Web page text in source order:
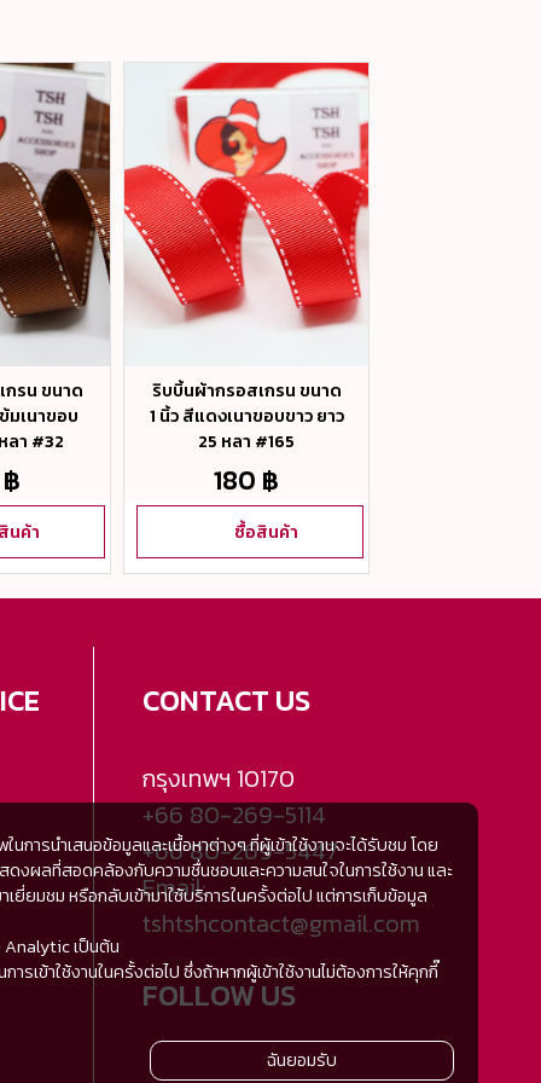
รน ขนาด
มเนาขอบ
ลา #32
นค้า
ริบบิ้นผ้ากรอสเกรน ขนาด
1 นิ้ว สีแดงเนาขอบขาว ยาว
25 หลา #165
180 ฿
ซื้อสินค้า
CONTACT US
กรุงเทพฯ 10170
+66 80-269-5114
+66 80-269-5447
Email:
tshtshcontact@gmail.com
FOLLOW US
ารนำเสนอข้อมูลและเนื้อหาต่างๆ ที่ผู้เข้าใช้งานจะได้รับชม โดย
ดงผลที่สอดคล้องกับความชื่นชอบและความสนใจในการใช้งาน และ
ยี่ยมชม หรือกลับเข้ามาใช้บริการในครั้งต่อไป แต่การเก็บข้อมูล
Analytic เป็นต้น
เข้าใช้งานในครั้งต่อไป ซึ่งถ้าหากผู้เข้าใช้งานไม่ต้องการให้คุกกี๊
ฉันยอมรับ